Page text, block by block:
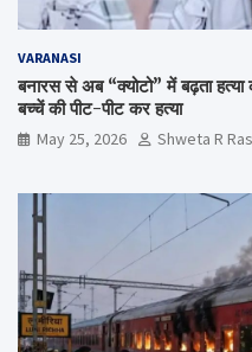
VARANASI
बनारस से अब “क्योटो” में बढ़ता
बच्चें की पीट-पीट कर हत्या
May 25, 2026 Shweta R